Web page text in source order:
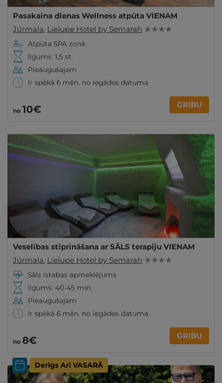
Pasakaina dienas Wellness atpūta VIENAM
Jūrmala, Lielupe Hotel by Semarah ★ ★ ★ ★
Atpūta SPA zonā
Ilgums: 1,5 st.
Pieaugušajam
Ir spēkā 6 mēn. no iegādes datuma
no 10€ GRIBU
Veselības stiprināšana ar SĀLS terapiju VIENAM
Jūrmala, Lielupe Hotel by Semarah ★ ★ ★ ★
Sāls istabas apmeklējums
Ilgums: 40-45 min.
Pieaugušajam
Ir spēkā 6 mēn. no iegādes datuma
no 8€ GRIBU
Derīgs Arī VASARĀ